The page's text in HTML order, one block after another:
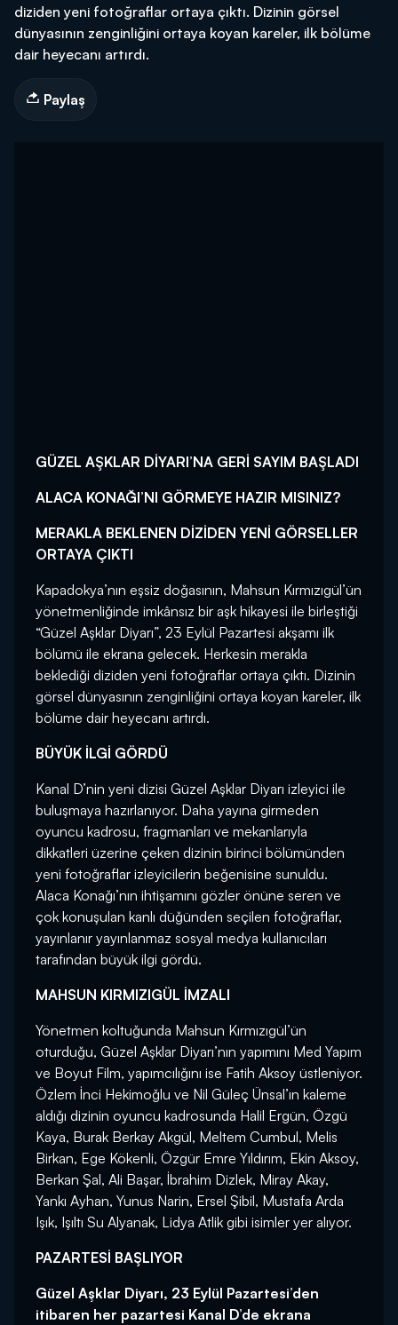
diziden yeni fotoğraflar ortaya çıktı. Dizinin görsel
dünyasının zenginliğini ortaya koyan kareler, ilk bölüme
dair heyecanı artırdı.
Paylaş
GÜZEL AŞKLAR DİYARI’NA GERİ SAYIM BAŞLADI
ALACA KONAĞI’NI GÖRMEYE HAZIR MISINIZ?
MERAKLA BEKLENEN DİZİDEN YENİ GÖRSELLER
ORTAYA ÇIKTI
Kapadokya’nın eşsiz doğasının, Mahsun Kırmızıgül’ün
yönetmenliğinde imkânsız bir aşk hikayesi ile birleştiği
“Güzel Aşklar Diyarı”, 23 Eylül Pazartesi akşamı ilk
bölümü ile ekrana gelecek. Herkesin merakla
beklediği diziden yeni fotoğraflar ortaya çıktı. Dizinin
görsel dünyasının zenginliğini ortaya koyan kareler, ilk
bölüme dair heyecanı artırdı.
BÜYÜK İLGİ GÖRDÜ
Kanal D’nin yeni dizisi Güzel Aşklar Diyarı izleyici ile
buluşmaya hazırlanıyor. Daha yayına girmeden
oyuncu kadrosu, fragmanları ve mekanlarıyla
dikkatleri üzerine çeken dizinin birinci bölümünden
yeni fotoğraflar izleyicilerin beğenisine sunuldu.
Alaca Konağı’nın ihtişamını gözler önüne seren ve
çok konuşulan kanlı düğünden seçilen fotoğraflar,
yayınlanır yayınlanmaz sosyal medya kullanıcıları
tarafından büyük ilgi gördü.
MAHSUN KIRMIZIGÜL İMZALI
Yönetmen koltuğunda Mahsun Kırmızıgül’ün
oturduğu, Güzel Aşklar Diyarı’nın yapımını Med Yapım
ve Boyut Film, yapımcılığını ise Fatih Aksoy üstleniyor.
Özlem İnci Hekimoğlu ve Nil Güleç Ünsal’ın kaleme
aldığı dizinin oyuncu kadrosunda Halil Ergün, Özgü
Kaya, Burak Berkay Akgül, Meltem Cumbul, Melis
Birkan, Ege Kökenli, Özgür Emre Yıldırım, Ekin Aksoy,
Berkan Şal, Ali Başar, İbrahim Dizlek, Miray Akay,
Yankı Ayhan, Yunus Narin, Ersel Şibil, Mustafa Arda
Işık, Işıltı Su Alyanak, Lidya Atlik gibi isimler yer alıyor.
PAZARTESİ BAŞLIYOR
Güzel Aşklar Diyarı, 23 Eylül Pazartesi’den
itibaren her pazartesi Kanal D’de ekrana